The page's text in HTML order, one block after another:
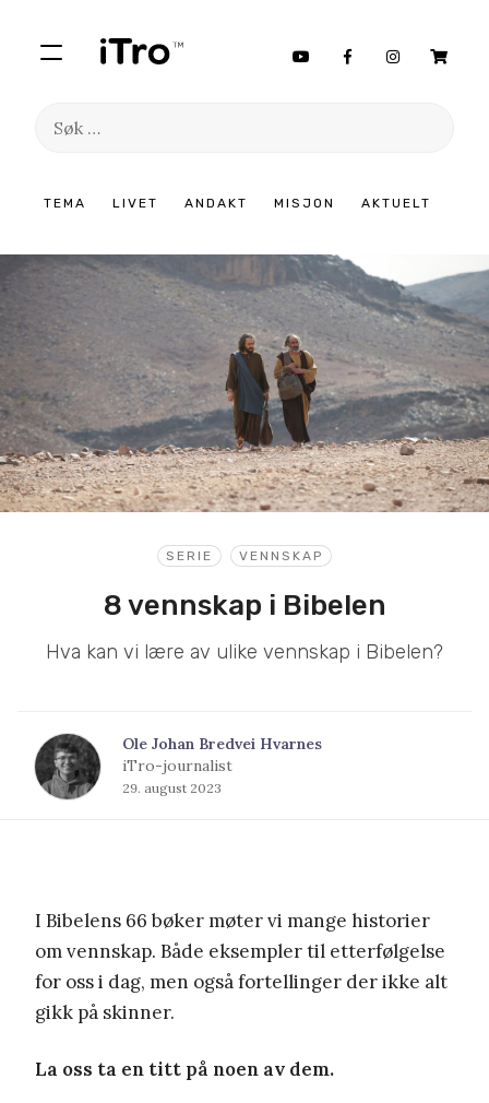
TEMA LIVET ANDAKT MISJON AKTUELT
Søk
innhold
SERIE VENNSKAP
8 vennskap i Bibelen
Hva kan vi lære av ulike vennskap i Bibelen?
Ole Johan Bredvei Hvarnes
iTro-journalist
29. august 2023
I Bibelens 66 bøker møter vi mange historier
om vennskap. Både eksempler til etterfølgelse
for oss i dag, men også fortellinger der ikke alt
gikk på skinner.
La oss ta en titt på noen av dem.